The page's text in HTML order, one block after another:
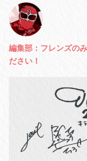
編集部：フレンズの
ださい！